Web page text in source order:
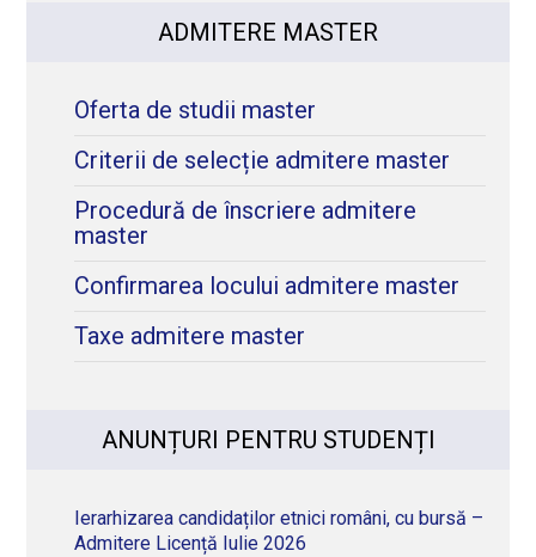
ADMITERE MASTER
Oferta de studii master
Criterii de selecție admitere master
Procedură de înscriere admitere
master
Confirmarea locului admitere master
Taxe admitere master
ANUNȚURI PENTRU STUDENȚI
Ierarhizarea candidaților etnici români, cu bursă –
Admitere Licență Iulie 2026